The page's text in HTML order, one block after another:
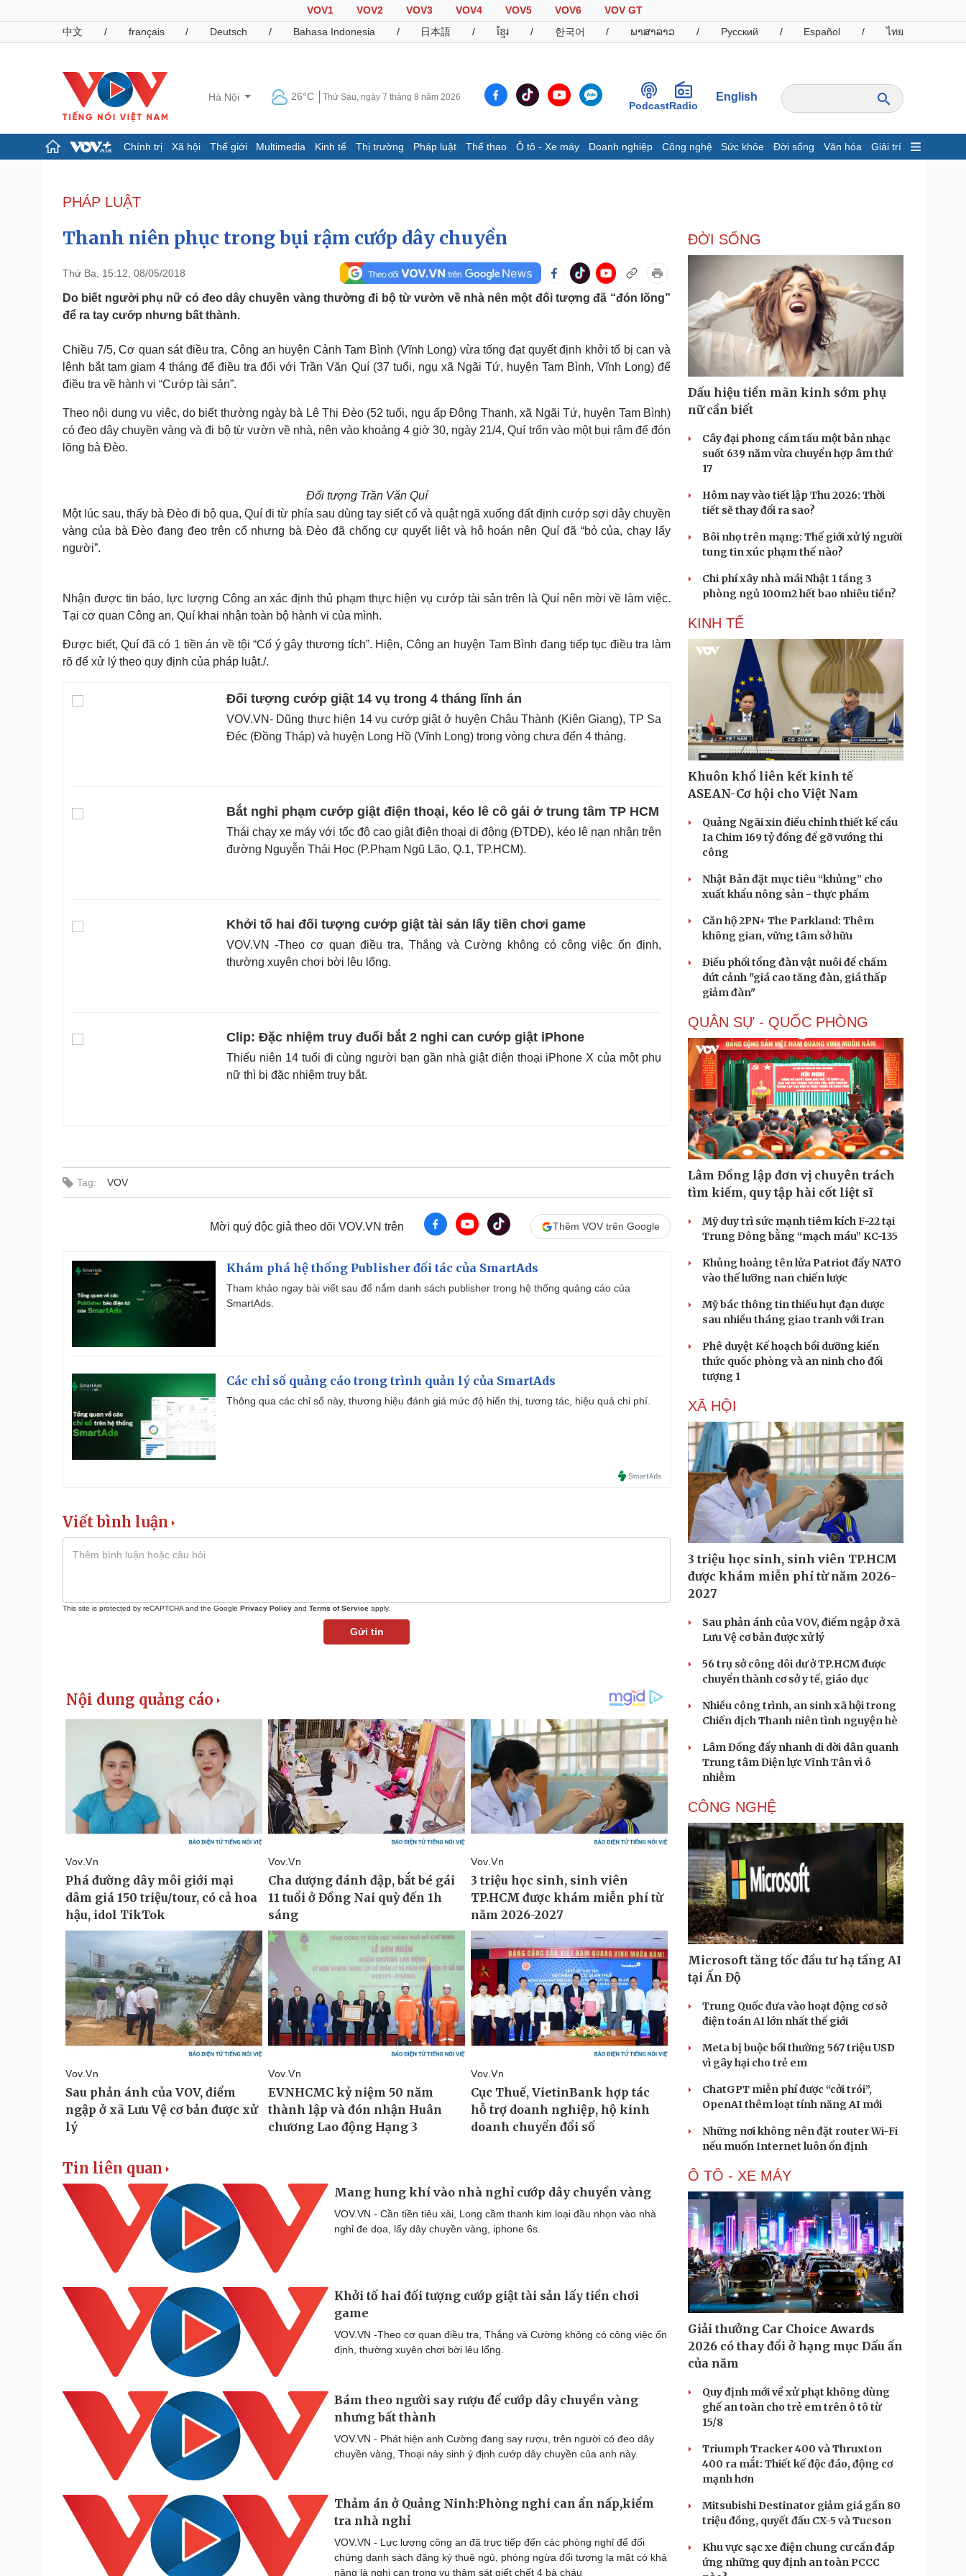
VOV1 VOV2 VOV3 VOV4 VOV5 VOV6
VOV GT
中文
/ français / Deutsch / Bahasa Indonesia / 日本語 / ខ្មែរ / 한국어 / ພາສາລາວ / Русский / Español / ไทย
Hà Nội 26°C Thứ Sáu, ngày 7 tháng 8 năm 2026
PodcastRadio
English
Chính trị Xã hội Thế giới Multimedia Kinh tế Thị trường Pháp luật Thể thao Ô tô - Xe máy Doanh nghiệp Công nghệ Sức khỏe Đời sống Văn hóa Giải trí
Đảng
Tổ chức nhân sự
Nhận diện sự thật
Dấu ấn VOV
Infographic
Giá cà phê
Pháp luật
Vụ án
Tư vấn luật
Quân sự - Quốc phòng
Vũ khí
Phân tích
Thể thao
Thế giới thể thao
eSports
Hậu trường
Ô tô - Xe máy
Tư vấn
Doanh nghiệp
Thông tin doanh nghiệp
Doanh nghiệp 24h
Doanh nhân
Vì cộng đồng
Công nghệ
Sành điệu
Tin Công nghệ
Trải nghiệm
Chuyển đổi số
Dinh dưỡng - món ngon
Cây thuốc
Sản phụ khoa
Phòng mạch online
Ăn sạch sống khỏe
Nhà đẹp
Blog
Sân khấu - Điện ảnh
Văn học
Nghệ sĩ
Thời trang
Tư vấn
Săn Tour
Podcast
Đọc truyện đêm khuya
Cửa sổ tình yêu
Cải chính
PHÁP LUẬT
Thanh niên phục trong bụi rậm cướp dây chuyền
Thứ Ba, 15:12, 08/05/2018
Do biết người phụ nữ có đeo dây chuyền vàng thường đi bộ từ vườn về nhà nên một đối tượng đã “đón lõng”
để ra tay cướp nhưng bất thành.
Chiều 7/5, Cơ quan sát điều tra, Công an huyện Cảnh Tam Bình (Vĩnh Long) vừa tống đạt quyết định khởi tố bị can và
lệnh bắt tạm giam 4 tháng để điều tra đối với Trần Văn Quí (37 tuổi, ngụ xã Ngãi Tứ, huyện Tam Bình, Vĩnh Long) để
điều tra về hành vi “Cướp tài sản”.
Theo nội dung vụ việc, do biết thường ngày bà Lê Thị Đèo (52 tuổi, ngụ ấp Đông Thạnh, xã Ngãi Tứ, huyện Tam Bình)
có đeo dây chuyền vàng và đi bộ từ vườn về nhà, nên vào khoảng 4 giờ 30, ngày 21/4, Quí trốn vào một bụi rậm để đón
lõng bà Đèo.
Đối tượng Trần Văn Quí
Một lúc sau, thấy bà Đèo đi bộ qua, Quí đi từ phía sau dùng tay siết cổ và quật ngã xuống đất định cướp sợi dây chuyền
vàng của bà Đèo đang đeo trên cổ nhưng bà Đèo đã chống cự quyết liệt và hô hoán nên Quí đã “bỏ của, chạy lấy
người”.
Nhận được tin báo, lực lượng Công an xác định thủ phạm thực hiện vụ cướp tài sản trên là Quí nên mời về làm việc.
Tại cơ quan Công an, Quí khai nhận toàn bộ hành vi của mình.
Được biết, Quí đã có 1 tiền án về tội “Cố ý gây thương tích”. Hiện, Công an huyện Tam Bình đang tiếp tục điều tra làm
rõ để xử lý theo quy định của pháp luật./.
Đối tượng cướp giật 14 vụ trong 4 tháng lĩnh án
VOV.VN- Dũng thực hiện 14 vụ cướp giật ở huyện Châu Thành (Kiên Giang), TP Sa
Đéc (Đồng Tháp) và huyện Long Hồ (Vĩnh Long) trong vòng chưa đến 4 tháng.
Bắt nghi phạm cướp giật điện thoại, kéo lê cô gái ở trung tâm TP HCM
Thái chạy xe máy với tốc độ cao giật điện thoại di động (ĐTDĐ), kéo lê nạn nhân trên
đường Nguyễn Thái Học (P.Phạm Ngũ Lão, Q.1, TP.HCM).
Khởi tố hai đối tượng cướp giật tài sản lấy tiền chơi game
VOV.VN -Theo cơ quan điều tra, Thắng và Cường không có công việc ổn định,
thường xuyên chơi bời lêu lổng.
Clip: Đặc nhiệm truy đuổi bắt 2 nghi can cướp giật iPhone
Thiếu niên 14 tuổi đi cùng người bạn gần nhà giật điện thoại iPhone X của một phụ
nữ thì bị đặc nhiệm truy bắt.
Tag: VOV
Mời quý độc giả theo dõi VOV.VN trên Thêm VOV trên Google
Khám phá hệ thống Publisher đối tác của SmartAds
Tham khảo ngay bài viết sau để nắm danh sách publisher trong hệ thống quảng cáo của
SmartAds.
Các chỉ số quảng cáo trong trình quản lý của SmartAds
Thông qua các chỉ số này, thương hiệu đánh giá mức độ hiển thị, tương tác, hiệu quả chi phí.
Viết bình luận
This site is protected by reCAPTCHA and the Google Privacy Policy and Terms of Service apply.
Gửi tin
Tin liên quan
Mang hung khí vào nhà nghỉ cướp dây chuyền vàng
VOV.VN - Cần tiền tiêu xài, Long cầm thanh kim loại đầu nhọn vào nhà
nghỉ đe dọa, lấy dây chuyền vàng, iphone 6s.
Khởi tố hai đối tượng cướp giật tài sản lấy tiền chơi
game
VOV.VN -Theo cơ quan điều tra, Thắng và Cường không có công việc ổn
định, thường xuyên chơi bời lêu lổng.
Bám theo người say rượu để cướp dây chuyền vàng
nhưng bất thành
VOV.VN - Phát hiện anh Cường đang say rượu, trên người có đeo dây
chuyền vàng, Thoại nảy sinh ý định cướp dây chuyền của anh này.
Thảm án ở Quảng Ninh:Phòng nghi can ẩn nấp,kiểm
tra nhà nghỉ
VOV.VN - Lực lượng công an đã trực tiếp đến các phòng nghỉ để đối
chứng danh sách đăng ký thuê ngủ, phòng ngừa đối tượng lạ mặt có khả
năng là nghi can trong vụ thảm sát giết chết 4 bà cháu
ĐỜI SỐNG
Dấu hiệu tiền mãn kinh sớm phụ
nữ cần biết
Cây đại phong cầm tấu một bản nhạc
suốt 639 năm vừa chuyển hợp âm thứ
17
Hôm nay vào tiết lập Thu 2026: Thời
tiết sẽ thay đổi ra sao?
Bôi nhọ trên mạng: Thế giới xử lý người
tung tin xúc phạm thế nào?
Chi phí xây nhà mái Nhật 1 tầng 3
phòng ngủ 100m2 hết bao nhiêu tiền?
KINH TẾ
Khuôn khổ liên kết kinh tế
ASEAN-Cơ hội cho Việt Nam
Quảng Ngãi xin điều chỉnh thiết kế cầu
Ia Chim 169 tỷ đồng để gỡ vướng thi
công
Nhật Bản đặt mục tiêu “khủng” cho
xuất khẩu nông sản - thực phẩm
Căn hộ 2PN+ The Parkland: Thêm
không gian, vững tâm sở hữu
Điều phối tổng đàn vật nuôi để chấm
dứt cảnh "giá cao tăng đàn, giá thấp
giảm đàn"
QUÂN SỰ - QUỐC PHÒNG
Lâm Đồng lập đơn vị chuyên trách
tìm kiếm, quy tập hài cốt liệt sĩ
Mỹ duy trì sức mạnh tiêm kích F-22 tại
Trung Đông bằng “mạch máu” KC-135
Khủng hoảng tên lửa Patriot đẩy NATO
vào thế lưỡng nan chiến lược
Mỹ bác thông tin thiếu hụt đạn dược
sau nhiều tháng giao tranh với Iran
Phê duyệt Kế hoạch bồi dưỡng kiến
thức quốc phòng và an ninh cho đối
tượng 1
XÃ HỘI
3 triệu học sinh, sinh viên TP.HCM
được khám miễn phí từ năm 2026-
2027
Sau phản ánh của VOV, điểm ngập ở xã
Lưu Vệ cơ bản được xử lý
56 trụ sở công dôi dư ở TP.HCM được
chuyển thành cơ sở y tế, giáo dục
Nhiều công trình, an sinh xã hội trong
Chiến dịch Thanh niên tình nguyện hè
Lâm Đồng đẩy nhanh di dời dân quanh
Trung tâm Điện lực Vĩnh Tân vì ô
nhiễm
CÔNG NGHỆ
Microsoft tăng tốc đầu tư hạ tầng AI
tại Ấn Độ
Trung Quốc đưa vào hoạt động cơ sở
điện toán AI lớn nhất thế giới
Meta bị buộc bồi thường 567 triệu USD
vì gây hại cho trẻ em
ChatGPT miễn phí được “cởi trói”,
OpenAI thêm loạt tính năng AI mới
Những nơi không nên đặt router Wi-Fi
nếu muốn Internet luôn ổn định
Ô TÔ - XE MÁY
Giải thưởng Car Choice Awards
2026 có thay đổi ở hạng mục Dấu ấn
của năm
Quy định mới về xử phạt không dùng
ghế an toàn cho trẻ em trên ô tô từ
15/8
Triumph Tracker 400 và Thruxton
400 ra mắt: Thiết kế độc đáo, động cơ
mạnh hơn
Mitsubishi Destinator giảm giá gần 80
triệu đồng, quyết đấu CX-5 và Tucson
Khu vực sạc xe điện chung cư cần đáp
ứng những quy định an toàn PCCC